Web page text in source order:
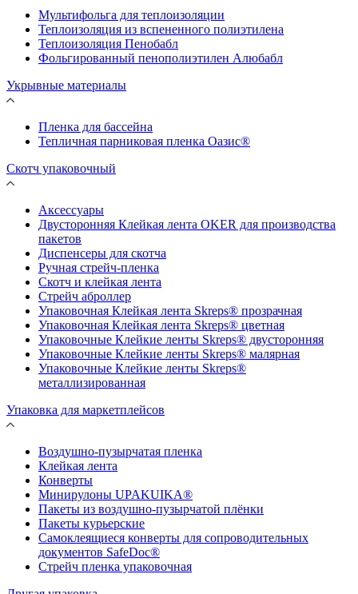
Мультифольга для теплоизоляции
Теплоизоляция из вспененного полиэтилена
Теплоизоляция Пенобабл
Фольгированный пенополиэтилен Алюбабл
Укрывные материалы
Пленка для бассейна
Тепличная парниковая пленка Оазис®
Скотч упаковочный
Аксессуары
Двусторонняя Клейкая лента OKER для производства
пакетов
Диспенсеры для скотча
Ручная стрейч-пленка
Скотч и клейкая лента
Стрейч аброллер
Упаковочная Клейкая лента Skreps® прозрачная
Упаковочная Клейкая лента Skreps® цветная
Упаковочные Клейкие ленты Skreps® двусторонняя
Упаковочные Клейкие ленты Skreps® малярная
Упаковочные Клейкие ленты Skreps®
металлизированная
Упаковка для маркетплейсов
Воздушно-пузырчатая пленка
Клейкая лента
Конверты
Минирулоны UPAKUIKA®
Пакеты из воздушно-пузырчатой плёнки
Пакеты курьерские
Самоклеящиеся конверты для сопроводительных
документов SafeDoc®
Стрейч пленка упаковочная